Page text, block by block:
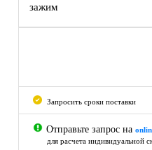
зажим
Запросить сроки поставки
Отправьте запрос на
для расчета индивидуальной